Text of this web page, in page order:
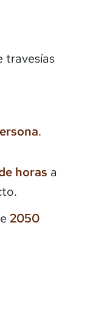
travesías
.
horas a
2050